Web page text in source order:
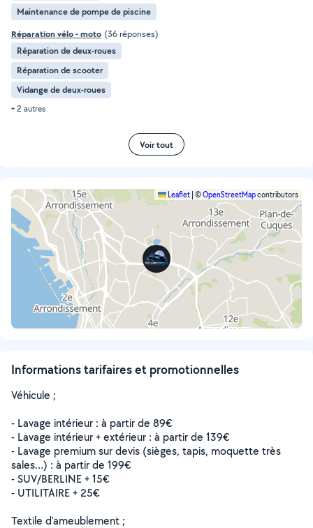
Maintenance de pompe de piscine
Réparation vélo - moto (36 réponses)
Réparation de deux-roues
Réparation de scooter
Vidange de deux-roues
+ 2 autres
Voir tout
Leaflet ©OpenStreetMapcontributors
Informations tarifaires et promotionnelles
Véhicule ;
- Lavage intérieur : à partir de 89€
- Lavage intérieur + extérieur : à partir de 139€
- Lavage premium sur devis (sièges, tapis, moquette très
sales…) : à partir de 199€
- SUV/BERLINE + 15€
- UTILITAIRE + 25€
Textile d'ameublement ;